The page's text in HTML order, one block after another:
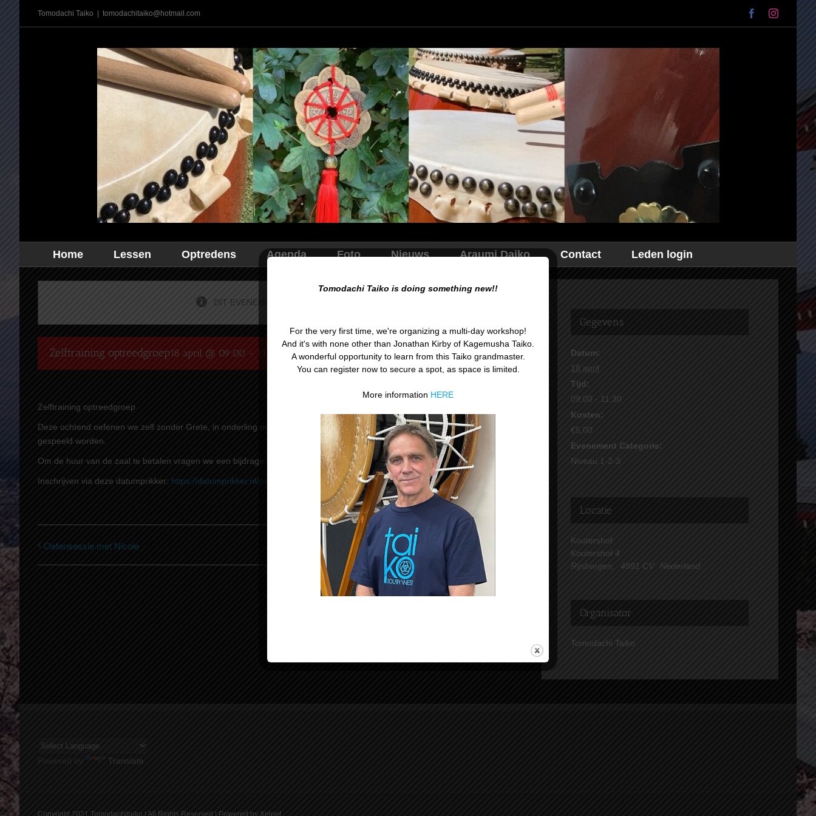
Tomodachi Taiko tomodachitaiko@hotmail.com FacebookInstagram
Home Lessen Optredens Agenda Foto Nieuws Araumi Daiko Contact Leden login
DIT EVENEMENT IS VOORBIJ.
×
Zelftraining optreedgroep18 april @ 09:00 - 11:30 €5,00
Zelftraining optreedgroep
Deze ochtend oefenen we zelf zonder Grete, in onderling overleg wordt er tijdens de training bepaald welke stukken
gespeeld worden.
Om de huur van de zaal te betalen vragen we een bijdrage van € 5,00 per persoon.
Inschrijven via deze datumprikker: https://datumprikker.nl/pxxv6me5nyedt8kt
Oefensessie met Nicole Meivakantie Nederland
Gegevens
Datum:
18 april
Tijd:
09:00 - 11:30
Kosten:
€5,00
Evenement Categorie:
Niveau 1-2-3
Locatie
Koutershof
Koutershof 4
Rijsbergen
4891 CV Nederland
Organisator
Tomodachi Taiko
Powered by Translate
Copyright 2021 Tomodachitaiko | All Rights Reserved | Powered by Xelnet Instagram
Tomodachi Taiko is doing something new!!
For the very first time, we're organizing a multi-day workshop!
And it's with none other than Jonathan Kirby of Kagemusha Taiko.
A wonderful opportunity to learn from this Taiko grandmaster.
You can register now to secure a spot, as space is limited.
More information HERE